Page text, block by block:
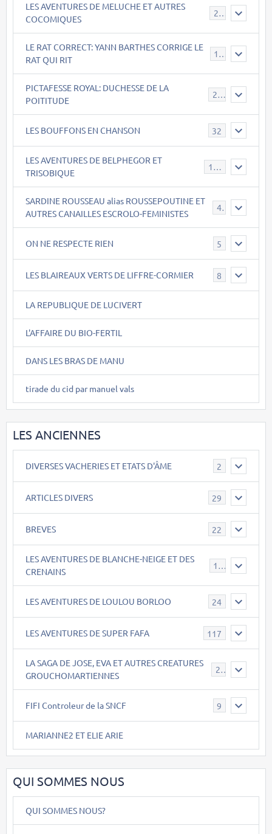
LES AVENTURES DE MELUCHE ET AUTRES
COCOMIQUES
22
LE RAT CORRECT: YANN BARTHES CORRIGE LE
RAT QUI RIT
15
PICTAFESSE ROYAL: DUCHESSE DE LA
POITITUDE
23
LES BOUFFONS EN CHANSON 32
LES AVENTURES DE BELPHEGOR ET
TRISOBIQUE
147
SARDINE ROUSSEAU alias ROUSSEPOUTINE ET
AUTRES CANAILLES ESCROLO-FEMINISTES
40
ON NE RESPECTE RIEN 5
LES BLAIREAUX VERTS DE LIFFRE-CORMIER 8
LA REPUBLIQUE DE LUCIVERT
L'AFFAIRE DU BIO-FERTIL
DANS LES BRAS DE MANU
tirade du cid par manuel vals
LES ANCIENNES
DIVERSES VACHERIES ET ETATS D'ÂME 2
ARTICLES DIVERS 29
BREVES 22
LES AVENTURES DE BLANCHE-NEIGE ET DES
CRENAINS
17
LES AVENTURES DE LOULOU BORLOO 24
LES AVENTURES DE SUPER FAFA 117
LA SAGA DE JOSE, EVA ET AUTRES CREATURES
GROUCHOMARTIENNES
26
FIFI Controleur de la SNCF 9
MARIANNE2 ET ELIE ARIE
QUI SOMMES NOUS
QUI SOMMES NOUS?